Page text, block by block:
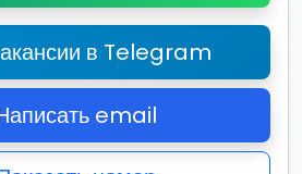
в Telegram
email